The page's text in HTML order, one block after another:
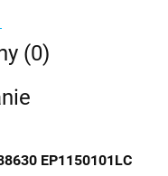
(0)
EP1150101LC